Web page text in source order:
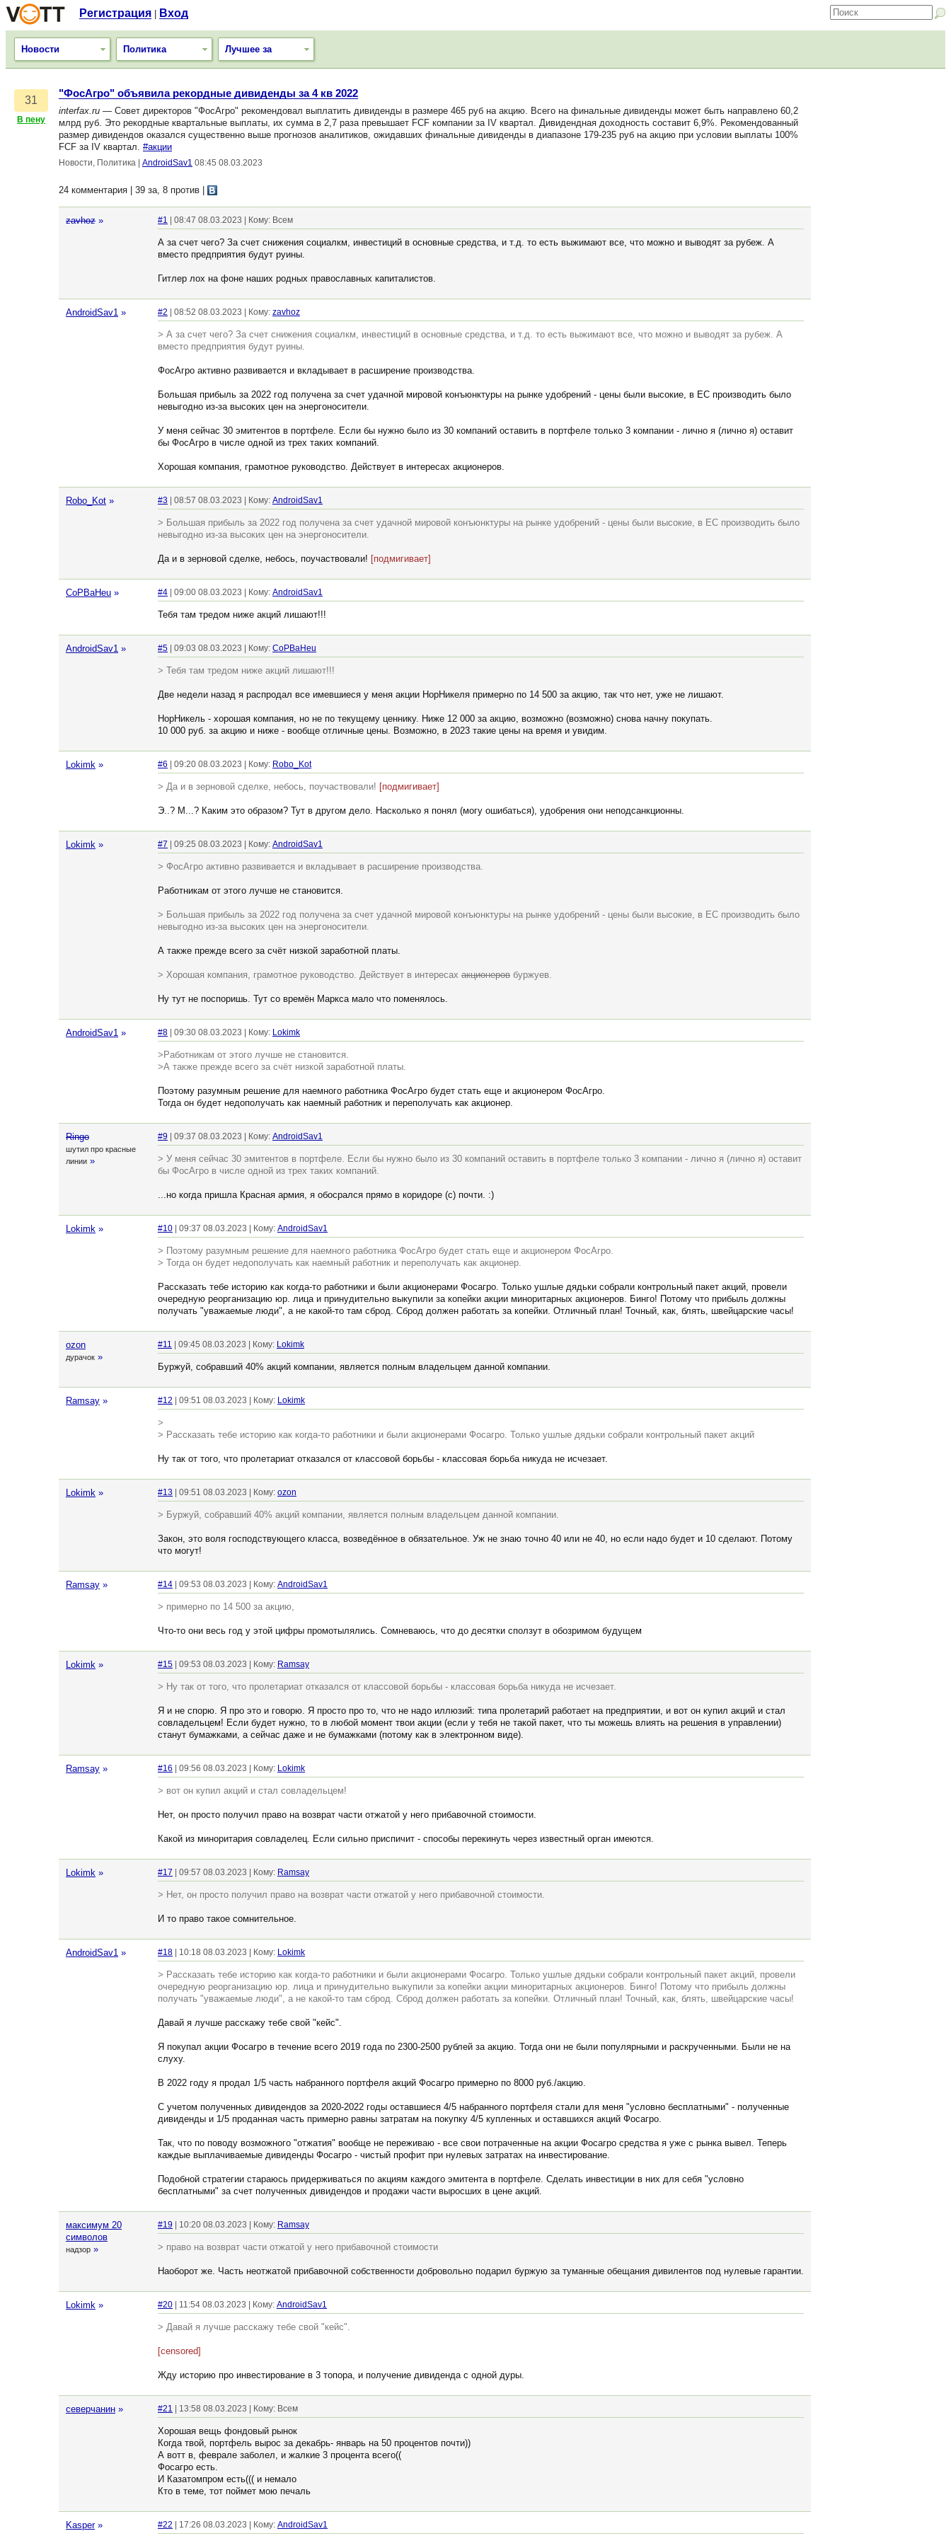
Регистрация Вход
Новости Политика Лучшее за
31
В пену
"ФосАгро" объявила рекордные дивиденды за 4 кв 2022
interfax.ru — Совет директоров "ФосАгро" рекомендовал выплатить дивиденды в размере 465 руб на акцию. Всего на финальные дивиденды может быть направлено 60,2
млрд руб. Это рекордные квартальные выплаты, их сумма в 2,7 раза превышает FCF компании за IV квартал. Дивидендная доходность составит 6,9%. Рекомендованный
размер дивидендов оказался существенно выше прогнозов аналитиков, ожидавших финальные дивиденды в диапазоне 179-235 руб на акцию при условии выплаты 100%
FCF за IV квартал. #акции
Новости, Политика AndroidSav1 08:45 08.03.2023
24 комментария | 39 за, 8 против
zavhoz » #1 | 08:47 08.03.2023 | Кому: Всем
А за счет чего? За счет снижения социалкм, инвестиций в основные средства, и т.д. то есть выжимают все, что можно и выводят за рубеж. А
вместо предприятия будут руины.
Гитлер лох на фоне наших родных православных капиталистов.
AndroidSav1 » #2 | 08:52 08.03.2023 | Кому: zavhoz
> А за счет чего? За счет снижения социалкм, инвестиций в основные средства, и т.д. то есть выжимают все, что можно и выводят за рубеж. А
вместо предприятия будут руины.
ФосАгро активно развивается и вкладывает в расширение производства.
Большая прибыль за 2022 год получена за счет удачной мировой конъюнктуры на рынке удобрений - цены были высокие, в ЕС производить было
невыгодно из-за высоких цен на энергоносители.
У меня сейчас 30 эмитентов в портфеле. Если бы нужно было из 30 компаний оставить в портфеле только 3 компании - лично я (лично я) оставит
бы ФосАгро в числе одной из трех таких компаний.
Хорошая компания, грамотное руководство. Действует в интересах акционеров.
Robo_Kot » #3 | 08:57 08.03.2023 | Кому: AndroidSav1
> Большая прибыль за 2022 год получена за счет удачной мировой конъюнктуры на рынке удобрений - цены были высокие, в ЕС производить было
невыгодно из-за высоких цен на энергоносители.
Да и в зерновой сделке, небось, поучаствовали! [подмигивает]
CoPBaHeu » #4 | 09:00 08.03.2023 | Кому: AndroidSav1
Тебя там тредом ниже акций лишают!!!
AndroidSav1 » #5 | 09:03 08.03.2023 | Кому: CoPBaHeu
> Тебя там тредом ниже акций лишают!!!
Две недели назад я распродал все имевшиеся у меня акции НорНикеля примерно по 14 500 за акцию, так что нет, уже не лишают.
НорНикель - хорошая компания, но не по текущему ценнику. Ниже 12 000 за акцию, возможно (возможно) снова начну покупать.
10 000 руб. за акцию и ниже - вообще отличные цены. Возможно, в 2023 такие цены на время и увидим.
Lokimk » #6 | 09:20 08.03.2023 | Кому: Robo_Kot
> Да и в зерновой сделке, небось, поучаствовали! [подмигивает]
Э..? М...? Каким это образом? Тут в другом дело. Насколько я понял (могу ошибаться), удобрения они неподсанкционны.
Lokimk » #7 | 09:25 08.03.2023 | Кому: AndroidSav1
> ФосАгро активно развивается и вкладывает в расширение производства.
Работникам от этого лучше не становится.
> Большая прибыль за 2022 год получена за счет удачной мировой конъюнктуры на рынке удобрений - цены были высокие, в ЕС производить было
невыгодно из-за высоких цен на энергоносители.
А также прежде всего за счёт низкой заработной платы.
> Хорошая компания, грамотное руководство. Действует в интересах акционеров буржуев.
Ну тут не поспоришь. Тут со времён Маркса мало что поменялось.
AndroidSav1 » #8 | 09:30 08.03.2023 | Кому: Lokimk
>Работникам от этого лучше не становится.
>А также прежде всего за счёт низкой заработной платы.
Поэтому разумным решение для наемного работника ФосАгро будет стать еще и акционером ФосАгро.
Тогда он будет недополучать как наемный работник и переполучать как акционер.
Ringo
шутил про красные
линии »
#9 | 09:37 08.03.2023 | Кому: AndroidSav1
> У меня сейчас 30 эмитентов в портфеле. Если бы нужно было из 30 компаний оставить в портфеле только 3 компании - лично я (лично я) оставит
бы ФосАгро в числе одной из трех таких компаний.
...но когда пришла Красная армия, я обосрался прямо в коридоре (с) почти. :)
Lokimk » #10 | 09:37 08.03.2023 | Кому: AndroidSav1
> Поэтому разумным решение для наемного работника ФосАгро будет стать еще и акционером ФосАгро.
> Тогда он будет недополучать как наемный работник и переполучать как акционер.
Рассказать тебе историю как когда-то работники и были акционерами Фосагро. Только ушлые дядьки собрали контрольный пакет акций, провели
очередную реорганизацию юр. лица и принудительно выкупили за копейки акции миноритарных акционеров. Бинго! Потому что прибыль должны
получать "уважаемые люди", а не какой-то там сброд. Сброд должен работать за копейки. Отличный план! Точный, как, блять, швейцарские часы!
ozon
дурачок »
#11 | 09:45 08.03.2023 | Кому: Lokimk
Буржуй, собравший 40% акций компании, является полным владельцем данной компании.
Ramsay » #12 | 09:51 08.03.2023 | Кому: Lokimk
>
> Рассказать тебе историю как когда-то работники и были акционерами Фосагро. Только ушлые дядьки собрали контрольный пакет акций
Ну так от того, что пролетариат отказался от классовой борьбы - классовая борьба никуда не исчезает.
Lokimk » #13 | 09:51 08.03.2023 | Кому: ozon
> Буржуй, собравший 40% акций компании, является полным владельцем данной компании.
Закон, это воля господствующего класса, возведённое в обязательное. Уж не знаю точно 40 или не 40, но если надо будет и 10 сделают. Потому
что могут!
Ramsay » #14 | 09:53 08.03.2023 | Кому: AndroidSav1
> примерно по 14 500 за акцию,
Что-то они весь год у этой цифры промотылялись. Сомневаюсь, что до десятки сползут в обозримом будущем
Lokimk » #15 | 09:53 08.03.2023 | Кому: Ramsay
> Ну так от того, что пролетариат отказался от классовой борьбы - классовая борьба никуда не исчезает.
Я и не спорю. Я про это и говорю. Я просто про то, что не надо иллюзий: типа пролетарий работает на предприятии, и вот он купил акций и стал
совладельцем! Если будет нужно, то в любой момент твои акции (если у тебя не такой пакет, что ты можешь влиять на решения в управлении)
станут бумажками, а сейчас даже и не бумажками (потому как в электронном виде).
Ramsay » #16 | 09:56 08.03.2023 | Кому: Lokimk
> вот он купил акций и стал совладельцем!
Нет, он просто получил право на возврат части отжатой у него прибавочной стоимости.
Какой из миноритария совладелец. Если сильно приспичит - способы перекинуть через известный орган имеются.
Lokimk » #17 | 09:57 08.03.2023 | Кому: Ramsay
> Нет, он просто получил право на возврат части отжатой у него прибавочной стоимости.
И то право такое сомнительное.
AndroidSav1 » #18 | 10:18 08.03.2023 | Кому: Lokimk
> Рассказать тебе историю как когда-то работники и были акционерами Фосагро. Только ушлые дядьки собрали контрольный пакет акций, провели
очередную реорганизацию юр. лица и принудительно выкупили за копейки акции миноритарных акционеров. Бинго! Потому что прибыль должны
получать "уважаемые люди", а не какой-то там сброд. Сброд должен работать за копейки. Отличный план! Точный, как, блять, швейцарские часы!
Давай я лучше расскажу тебе свой "кейс".
Я покупал акции Фосагро в течение всего 2019 года по 2300-2500 рублей за акцию. Тогда они не были популярными и раскрученными. Были не на
слуху.
В 2022 году я продал 1/5 часть набранного портфеля акций Фосагро примерно по 8000 руб./акцию.
С учетом полученных дивидендов за 2020-2022 годы оставшиеся 4/5 набранного портфеля стали для меня "условно бесплатными" - полученные
дивиденды и 1/5 проданная часть примерно равны затратам на покупку 4/5 купленных и оставшихся акций Фосагро.
Так, что по поводу возможного "отжатия" вообще не переживаю - все свои потраченные на акции Фосагро средства я уже с рынка вывел. Теперь
каждые выплачиваемые дивиденды Фосагро - чистый профит при нулевых затратах на инвестирование.
Подобной стратегии стараюсь придерживаться по акциям каждого эмитента в портфеле. Сделать инвестиции в них для себя "условно
бесплатными" за счет полученных дивидендов и продажи части выросших в цене акций.
максимум 20
символов
надзор »
#19 | 10:20 08.03.2023 | Кому: Ramsay
> право на возврат части отжатой у него прибавочной стоимости
Наоборот же. Часть неотжатой прибавочной собственности добровольно подарил буржую за туманные обещания дивилентов под нулевые гарантии.
Lokimk » #20 | 11:54 08.03.2023 | Кому: AndroidSav1
> Давай я лучше расскажу тебе свой "кейс".
[censored]
Жду историю про инвестирование в 3 топора, и получение дивиденда с одной дуры.
северчанин » #21 | 13:58 08.03.2023 | Кому: Всем
Хорошая вещь фондовый рынок
Когда твой, портфель вырос за декабрь- январь на 50 процентов почти))
А вотт в, феврале заболел, и жалкие 3 процента всего((
Фосагро есть.
И Казатомпром есть((( и немало
Кто в теме, тот поймет мою печаль
Kasper » #22 | 17:26 08.03.2023 | Кому: AndroidSav1